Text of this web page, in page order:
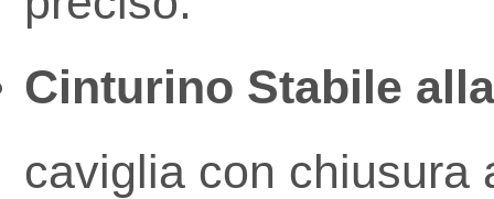
Cinturino Stabile
caviglia con chiusura